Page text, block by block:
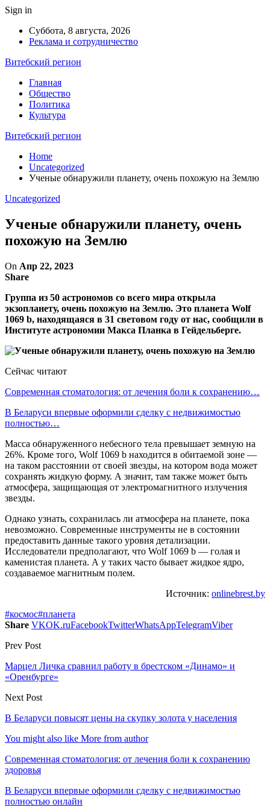
Sign in
Суббота, 8 августа, 2026
Реклама и сотрудничество
Витебский регион
Главная
Общество
Политика
Культура
Витебский регион
Home
Uncategorized
Ученые обнаружили планету, очень похожую на Землю
Uncategorized
Ученые обнаружили планету, очень
похожую на Землю
On Апр 22, 2023
Share
Группа из 50 астрономов со всего мира открыла
экзопланету, очень похожую на Землю. Это планета Wolf
1069 b, находящаяся в 31 световом году от нас, сообщили в
Институте астрономии Макса Планка в Гейдельберге.
Сейчас читают
Современная стоматология: от лечения боли к сохранению…
В Беларуси впервые оформили сделку с недвижимостью
полностью…
Масса обнаруженного небесного тела превышает земную на
26%. Кроме того, Wolf 1069 b находится в обитаемой зоне —
на таком расстоянии от своей звезды, на котором вода может
сохранять жидкую форму. А значит, там также может быть
атмосфера, защищающая от электромагнитного излучения
звезды.
Однако узнать, сохранилась ли атмосфера на планете, пока
невозможно. Современные инструменты не в состоянии
предоставить данные такого уровня детализации.
Исследователи предполагают, что Wolf 1069 b — голая и
каменистая планета. А у таких часто бывает жидкое ядро,
создаваемое магнитным полем.
Источник: onlinebrest.by
#космос#планета
Share VKOK.ruFacebookTwitterWhatsAppTelegramViber
Prev Post
Марцел Личка сравнил работу в брестском «Динамо» и
«Оренбурге»
Next Post
В Беларуси повысят цены на скупку золота у населения
You might also like More from author
Современная стоматология: от лечения боли к сохранению
здоровья
В Беларуси впервые оформили сделку с недвижимостью
полностью онлайн